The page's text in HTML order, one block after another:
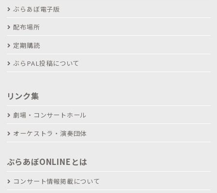
ぶらあぼ電子版
配布場所
定期購読
ぶらPAL投稿について
リンク集
劇場・コンサートホール
オーケストラ・演奏団体
ぶらあぼONLINEとは
コンサート情報掲載について